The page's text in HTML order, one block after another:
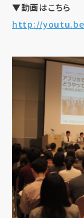
▼動画はこちら
http://